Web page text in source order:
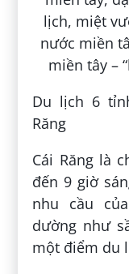
Du lịch 6
Răng
Cái Răng là
đến 9 giờ
nhu cầu
dường như
một điểm du